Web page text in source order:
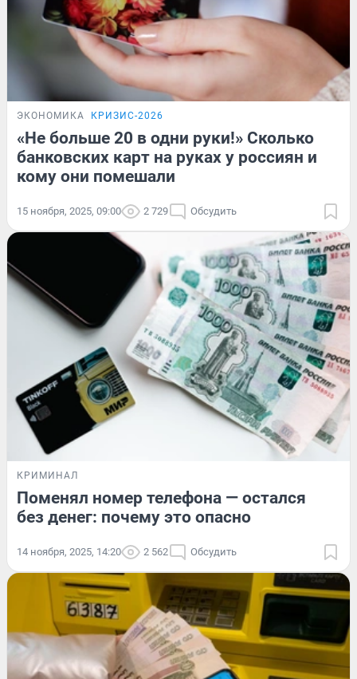
ЭКОНОМИКА КРИЗИС-2026
«Не больше 20 в одни руки!» Сколько
банковских карт на руках у россиян и
кому они помешали
15 ноября, 2025, 09:00 2 729 Обсудить
КРИМИНАЛ
Поменял номер телефона — остался
без денег: почему это опасно
14 ноября, 2025, 14:20 2 562 Обсудить